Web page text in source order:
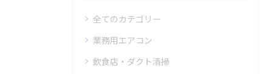
全てのカテゴリー
業務用エアコン
飲食店・ダクト清掃